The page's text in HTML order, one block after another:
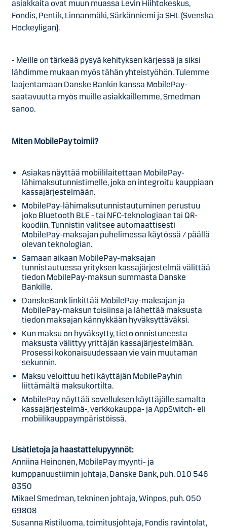
asiakkaita ovat muun muassa Levin Hiihtokeskus,
Fondis, Pentik, Linnanmäki, Särkänniemi ja SHL (Svenska
Hockeyligan).
- Meille on tärkeää pysyä kehityksen kärjessä ja siksi
lähdimme mukaan myös tähän yhteistyöhön. Tulemme
laajentamaan Danske Bankin kanssa MobilePay-
saatavuutta myös muille asiakkaillemme, Smedman
sanoo.
Miten MobilePay toimii?
Asiakas näyttää mobiililaitettaan MobilePay-
lähimaksutunnistimelle, joka on integroitu kauppiaan
kassajärjestelmään.
MobilePay-lähimaksutunnistautuminen perustuu
joko Bluetooth BLE - tai NFC-teknologiaan tai QR-
koodiin. Tunnistin valitsee automaattisesti
MobilePay-maksajan puhelimessa käytössä / päällä
olevan teknologian.
Samaan aikaan MobilePay-maksajan
tunnistautuessa yrityksen kassajärjestelmä välittää
tiedon MobilePay-maksun summasta Danske
Bankille.
DanskeBank linkittää MobilePay-maksajan ja
MobilePay-maksun toisiinsa ja lähettää maksusta
tiedon maksajan kännykkään hyväksyttäväksi.
Kun maksu on hyväksytty, tieto onnistuneesta
maksusta välittyy yrittäjän kassajärjestelmään.
Prosessi kokonaisuudessaan vie vain muutaman
sekunnin.
Maksu veloittuu heti käyttäjän MobilePayhin
liittämältä maksukortilta.
MobilePay näyttää sovelluksen käyttäjälle samalta
kassajärjestelmä-, verkkokauppa- ja AppSwitch- eli
mobiilikauppaympäristöissä.
Lisätietoja ja haastattelupyynnöt:
Anniina Heinonen, MobilePay myynti- ja
kumppanuustiimin johtaja, Danske Bank, puh. 010 546
8350
Mikael Smedman, tekninen johtaja, Winpos, puh. 050
69808
Susanna Ristiluoma, toimitusjohtaja, Fondis ravintolat,